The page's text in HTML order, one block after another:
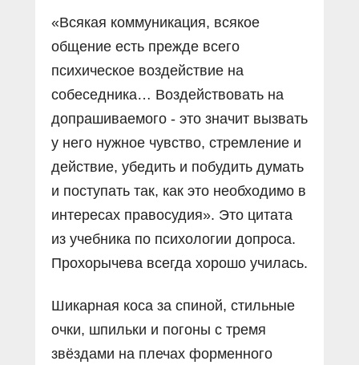
«Всякая коммуникация, всякое
общение есть прежде всего
психическое воздействие на
собеседника… Воздействовать на
допрашиваемого - это значит вызвать
у него нужное чувство, стремление и
действие, убедить и побудить думать
и поступать так, как это необходимо в
интересах правосудия». Это цитата
из учебника по психологии допроса.
Прохорычева всегда хорошо училась.
Шикарная коса за спиной, стильные
очки, шпильки и погоны с тремя
звёздами на плечах форменного